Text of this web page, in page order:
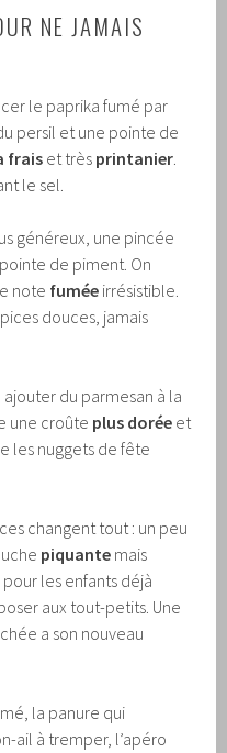
NE JAMAIS
le paprika fumé par
persil et une pointe de
frais et très printanier.
le sel.
généreux, une pincée
de piment. On
note fumée irrésistible.
douces, jamais
du parmesan à la
une croûte plus dorée et
les nuggets de fête
changent tout : un peu
piquante mais
les enfants déjà
aux tout-petits. Une
a son nouveau
la panure qui
ail à tremper, l’apéro